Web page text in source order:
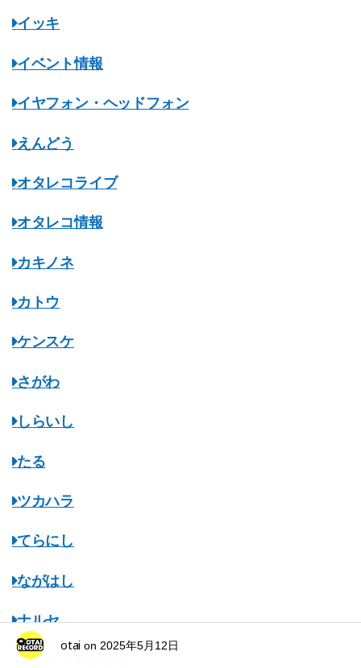
イッキ
イベント情報
イヤフォン・ヘッドフォン
えんどう
オタレコライブ
オタレコ情報
カキノネ
カトウ
ケンスケ
さがわ
しらいし
たる
ツカハラ
てらにし
ながはし
ナルセ
マスコミ掲載情報
otai on 2025年5月12日